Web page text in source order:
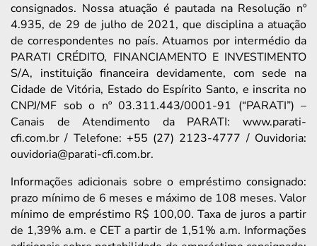
consignados. Nossa atuação é pautada na Resolução nº
4.935, de 29 de julho de 2021, que disciplina a atuação
de correspondentes no país. Atuamos por intermédio da
PARATI CRÉDITO, FINANCIAMENTO E INVESTIMENTO
S/A, instituição financeira devidamente, com sede na
Cidade de Vitória, Estado do Espírito Santo, e inscrita no
CNPJ/MF sob o nº 03.311.443/0001-91 (“PARATI”) –
Canais de Atendimento da PARATI: www.parati-
cfi.com.br / Telefone: +55 (27) 2123-4777 / Ouvidoria:
ouvidoria@parati-cfi.com.br.
Informações adicionais sobre o empréstimo consignado:
prazo mínimo de 6 meses e máximo de 108 meses. Valor
mínimo de empréstimo R$ 100,00. Taxa de juros a partir
de 1,39% a.m. e CET a partir de 1,51% a.m. Informações